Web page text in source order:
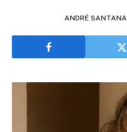
ANDRÉ SANTANA